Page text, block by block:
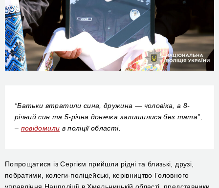
“Батьки втратили сина, дружина — чоловіка, а 8-
річний син та 5-річна донечка залишилися без тата”,
– повідомили в поліції області.
Попрощатися із Сергієм прийшли рідні та близькі, друзі,
побратими, колеги-поліцейські, керівництво Головного